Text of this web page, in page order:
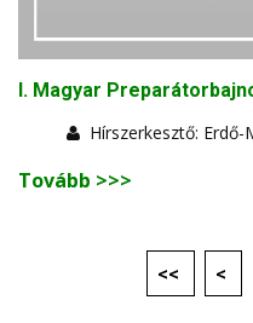
I. Magyar
Hírszerkesztő: Erdő-
Tovább >>>
<< <